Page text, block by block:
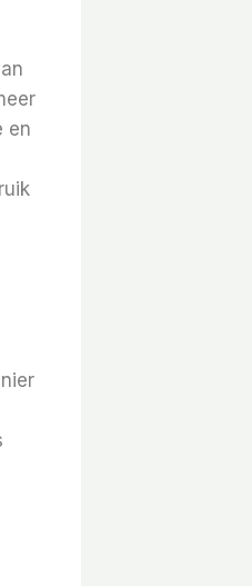
en